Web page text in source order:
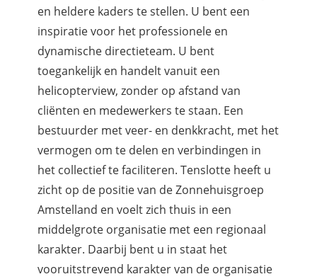
en heldere kaders te stellen. U bent een
inspiratie voor het professionele en
dynamische directieteam. U bent
toegankelijk en handelt vanuit een
helicopterview, zonder op afstand van
cliënten en medewerkers te staan. Een
bestuurder met veer- en denkkracht, met het
vermogen om te delen en verbindingen in
het collectief te faciliteren. Tenslotte heeft u
zicht op de positie van de Zonnehuisgroep
Amstelland en voelt zich thuis in een
middelgrote organisatie met een regionaal
karakter. Daarbij bent u in staat het
vooruitstrevend karakter van de organisatie